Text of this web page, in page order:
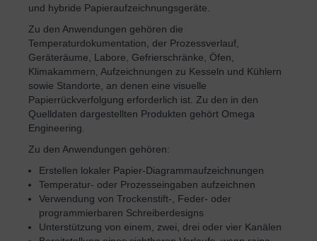
und hybride Papieraufzeichnungsgeräte.
Zu den Anwendungen gehören die
Temperaturdokumentation, der Prozessverlauf,
Geräteräume, Labore, Gefrierschränke, Öfen,
Klimakammern, Aufzeichnungen zu Kesseln und Kühlern
sowie Standorte, an denen eine visuelle
Papierrückverfolgung erforderlich ist. Zu den in den
Quelldaten dargestellten Produkten gehört Omega
Engineering.
Zu den Anwendungen gehören:
Erstellen lokaler Papier-Diagrammaufzeichnungen
Temperatur- oder Prozesseingaben aufzeichnen
Verwendung von Trockenstift-, Feder- oder
programmierbaren Schreiberdesigns
Unterstützung von einem, zwei, drei oder vier Kanälen